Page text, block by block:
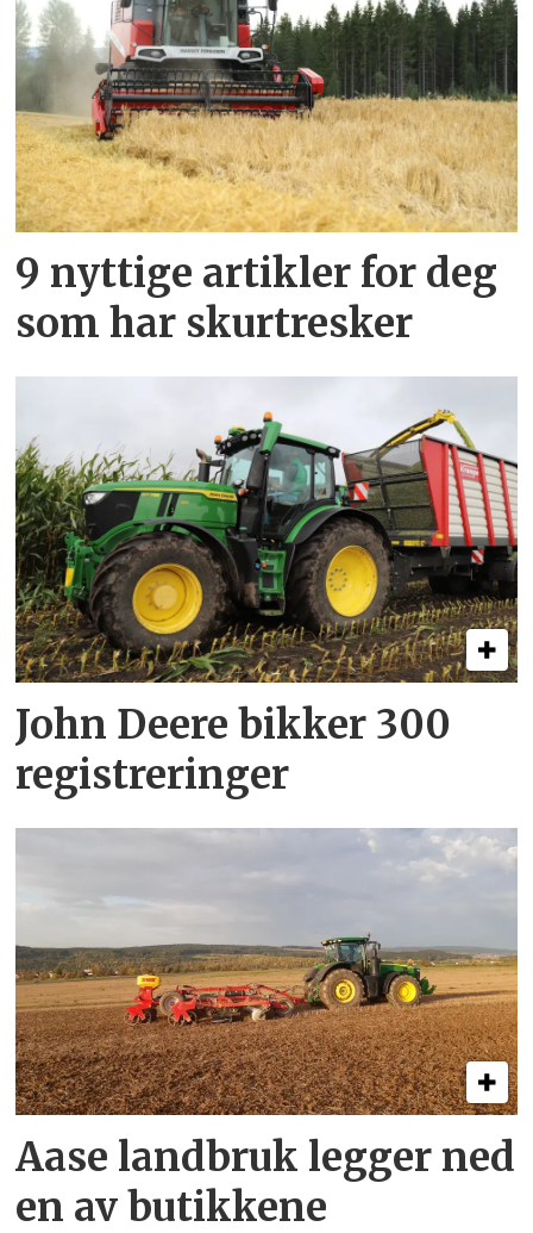
9 nyttige artikler for deg
som har skurtresker
John Deere bikker 300
registreringer
Aase landbruk legger ned
en av butikkene